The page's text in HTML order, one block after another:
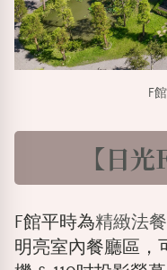
F
【日
F館平時為精緻法
明亮室內餐廳區，